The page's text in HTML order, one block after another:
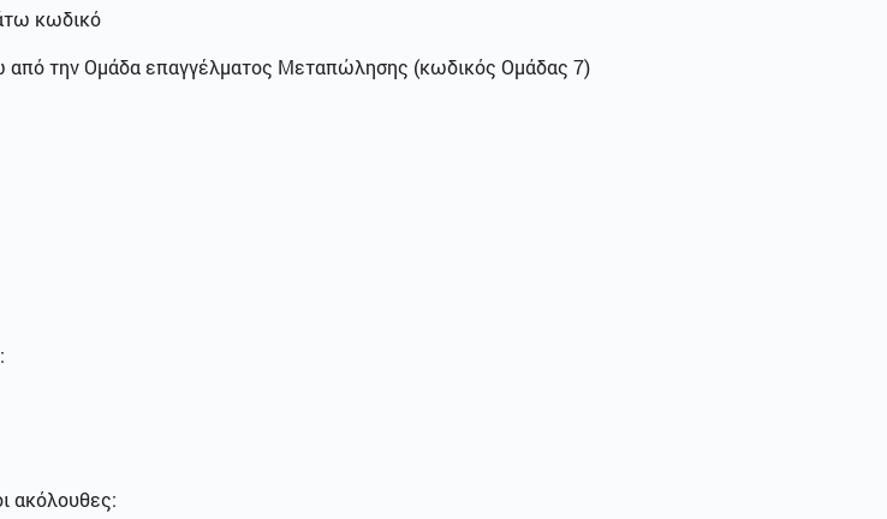
κωδικό
την Ομάδα επαγγέλματος Μεταπώλησης (κωδικός Ομάδας 7)
ακόλουθες: